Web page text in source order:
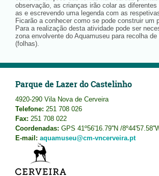
observação, as crianças irão colar as diferentes
as e escrevendo uma legenda com as
Ficarão a conhecer como se pode construir um
Para a realização desta atividade pode ser
zona envolvente do Aquamuseu para recolha
(folhas).
Parque de Lazer do Castelinho
4920-290 Vila Nova de Cerveira
Telefone: 251 708 026
Fax: 251 708 022
Coordenadas: GPS 41º56'16.79''N /
E-mail: aquamuseu@cm-vncerveira.pt